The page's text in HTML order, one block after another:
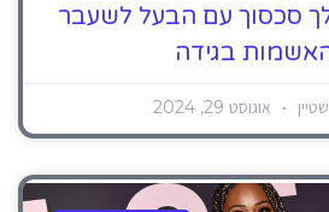
סכסוך עם הבעל לשעבר
בגידה
אוגוסט 29, 2024